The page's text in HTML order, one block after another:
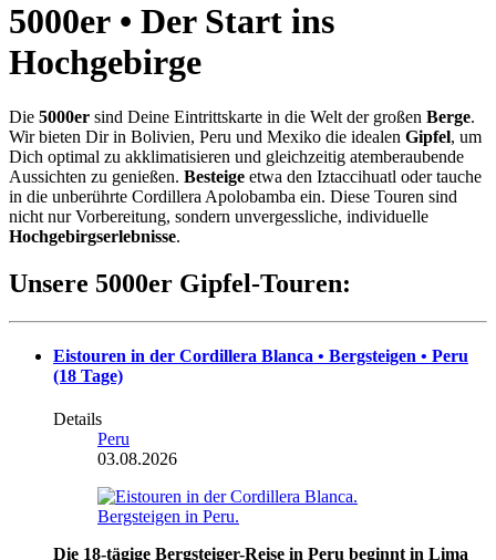
5000er • Der Start ins
Hochgebirge
Die 5000er sind Deine Eintrittskarte in die Welt der großen Berge.
Wir bieten Dir in Bolivien, Peru und Mexiko die idealen Gipfel, um
Dich optimal zu akklimatisieren und gleichzeitig atemberaubende
Aussichten zu genießen. Besteige etwa den Iztaccihuatl oder tauche
in die unberührte Cordillera Apolobamba ein. Diese Touren sind
nicht nur Vorbereitung, sondern unvergessliche, individuelle
Hochgebirgserlebnisse.
Unsere 5000er Gipfel-Touren:
Eistouren in der Cordillera Blanca • Bergsteigen • Peru
(18 Tage)
Details
Peru
03.08.2026
Die 18-tägige Bergsteiger-Reise in Peru beginnt in Lima